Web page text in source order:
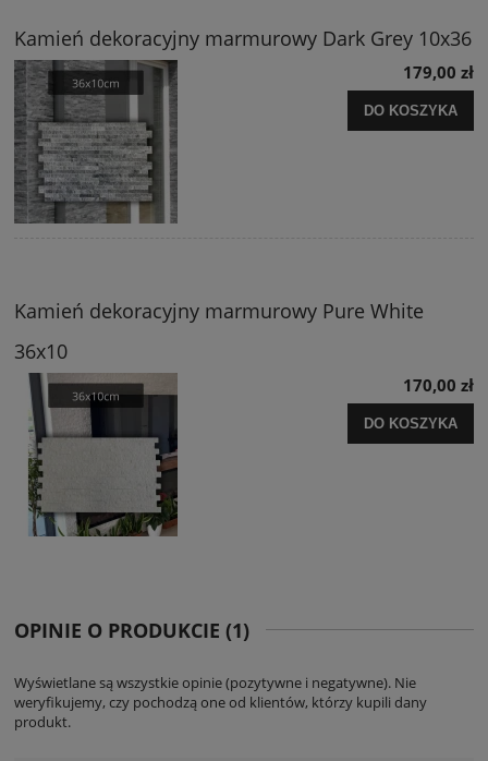
Kamień dekoracyjny marmurowy Dark Grey 10x36
179,00 zł
DO KOSZYKA
Kamień dekoracyjny marmurowy Pure White
36x10
170,00 zł
DO KOSZYKA
OPINIE O PRODUKCIE (1)
Wyświetlane są wszystkie opinie (pozytywne i negatywne). Nie
weryfikujemy, czy pochodzą one od klientów, którzy kupili dany
produkt.